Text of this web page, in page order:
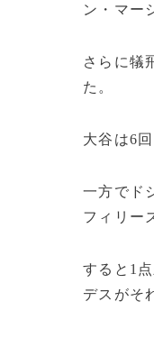
ン・マー
さらに犠
た。
大谷は6
一方でド
フィリー
すると1
デスがそ